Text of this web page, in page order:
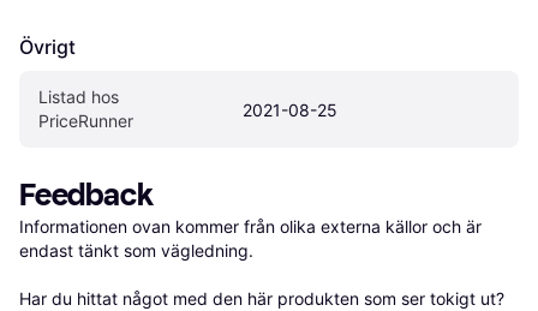
Övrigt
Listad hos
PriceRunner
2021-08-25
Feedback
Informationen ovan kommer från olika externa källor och är
endast tänkt som vägledning.
Har du hittat något med den här produkten som ser tokigt ut?